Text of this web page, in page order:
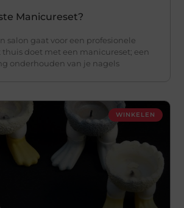
Manicureset?
salon gaat voor een profesionele
doet met een manicureset; een
onderhouden van je nagels
WINKELEN